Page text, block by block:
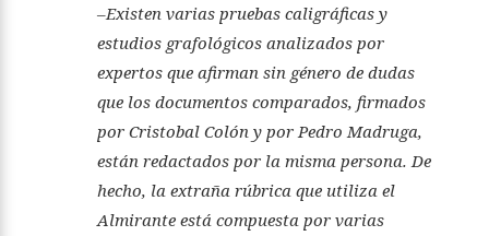
–Existen varias pruebas caligráficas y
estudios grafológicos analizados por
expertos que afirman sin género de dudas
que los documentos comparados, firmados
por Cristobal Colón y por Pedro Madruga,
están redactados por la misma persona. De
hecho, la extraña rúbrica que utiliza el
Almirante está compuesta por varias